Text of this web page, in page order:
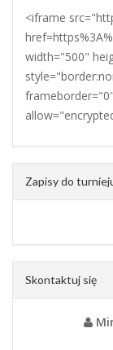
<iframe
width="500"
Zapisy do
Skontaktuj się